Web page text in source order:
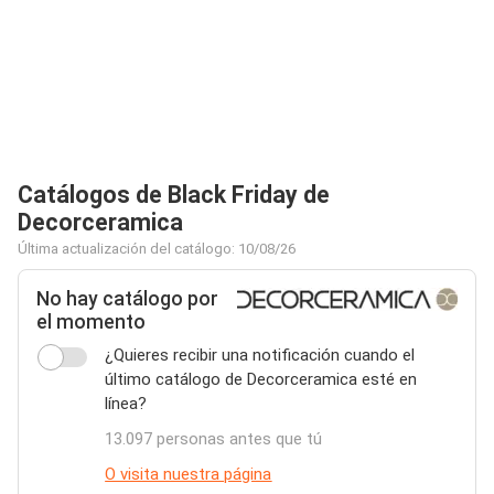
Catálogos de Black Friday de
Decorceramica
Última actualización del catálogo: 10/08/26
No hay catálogo por
el momento
¿Quieres recibir una notificación cuando el
último catálogo de Decorceramica esté en
línea?
13.097 personas antes que tú
O visita nuestra página